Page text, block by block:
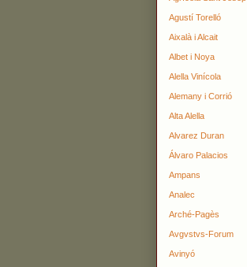
Agustí Torelló
Aixalà i Alcait
Albet i Noya
Alella Vinícola
Alemany i Corrió
Alta Alella
Alvarez Duran
Álvaro Palacios
Ampans
Analec
Arché-Pagès
Avgvstvs-Forum
Avinyó